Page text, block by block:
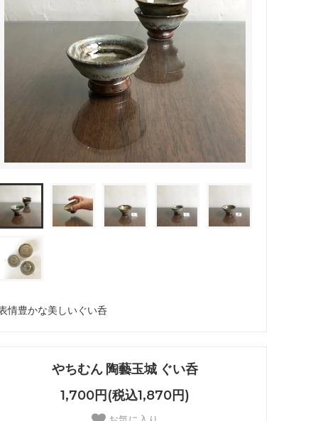
情豊かな美しいぐい呑
やちむん 陶藝玉城 ぐい呑
1,700円(税込1,870円)